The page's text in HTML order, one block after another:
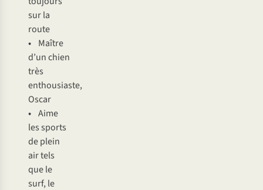
sur la
route
• Maître
d’un chien
très
enthousiaste,
Oscar
• Aime
les sports
de plein
air tels
que le
surf, le